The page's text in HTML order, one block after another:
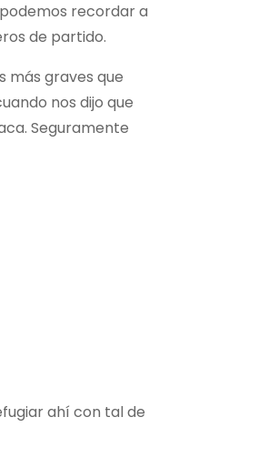
recordar a
de partido.
más graves que
nos dijo que
Seguramente
ahí con tal de